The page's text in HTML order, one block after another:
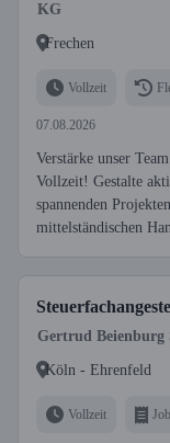
KG
Frechen
Vollzeit
07.08.2026
Verstärke unser
Vollzeit! Gestalte
spannenden
mittelständischen
Gertrud Beienburg
Köln - Ehrenfeld
Vollzeit